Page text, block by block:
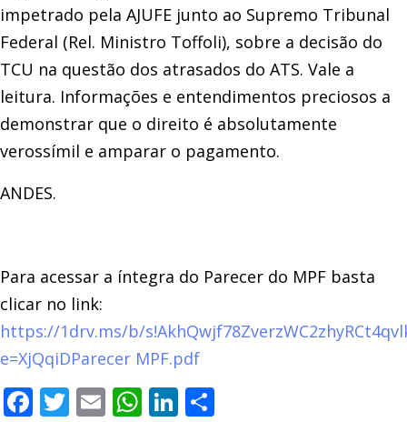
impetrado pela AJUFE junto ao Supremo Tribunal
Federal (Rel. Ministro Toffoli), sobre a decisão do
TCU na questão dos atrasados do ATS. Vale a
leitura. Informações e entendimentos preciosos a
demonstrar que o direito é absolutamente
verossímil e amparar o pagamento.
ANDES.
Para acessar a íntegra do Parecer do MPF basta
clicar no link:
https://1drv.ms/b/
e=XjQqiDParecer MPF.pdf
Facebook
Twitter
EmailWhatsApp
LinkedIn